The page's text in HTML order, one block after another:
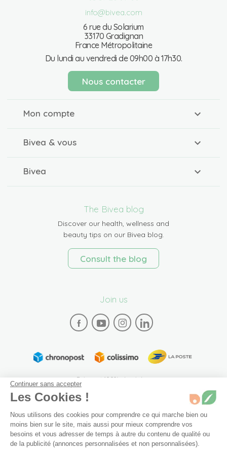
info@bivea.com
6 rue du Solarium
33170 Gradignan
France Métropolitaine
Du lundi au vendredi de 09h00 à 17h30.
Nous contacter
Mon compte
Bivea & vous
Bivea
The Bivea blog
Discover our health, wellness and
beauty tips on our Bivea blog.
Consult the blog
Join us
Paiement 100% sécurisé
Plan du site Mentions légales Conditions générales de vente
Continuer sans accepter
Les Cookies !
Nous utilisons des cookies pour comprendre ce qui marche bien ou
moins bien sur le site, mais aussi pour mieux comprendre vos
besoins et vous adresser de temps à autre du contenu de qualité ou
de la publicité (annonces personnalisées et non personnalisées).